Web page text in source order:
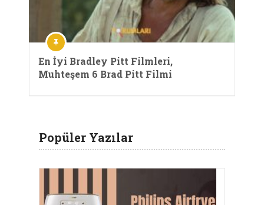
En İyi Bradley Pitt Filmleri,
Muhteşem 6 Brad Pitt Filmi
Popüler Yazılar